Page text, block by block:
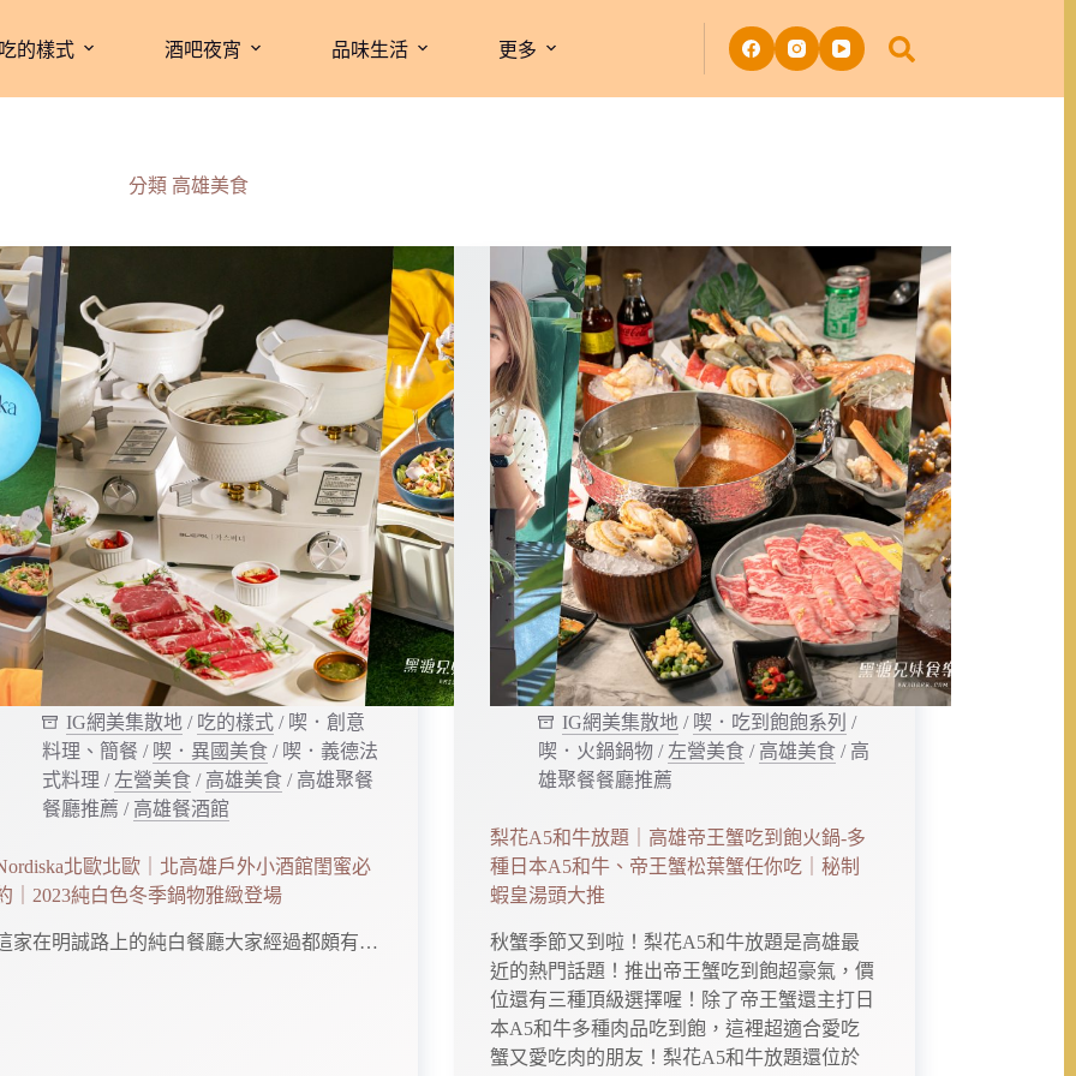
的樣式 酒吧夜宵 品味生活 更多
分類 高雄美食
IG網美集散地 / 吃的樣式 / 喫．創意
料理、簡餐 / 喫．異國美食 / 喫．義德法
式料理 / 左營美食 / 高雄美食 / 高雄聚餐
餐廳推薦 / 高雄餐酒館
北歐北歐｜北高雄戶外小酒館閨蜜必
｜2023純白色冬季鍋物雅緻登場
家在明誠路上的純白餐廳大家經過都頗有…
IG網美集散地 / 喫．吃到飽飽系列 /
喫．火鍋鍋物 / 左營美食 / 高雄美食 / 高
雄聚餐餐廳推薦
梨花A5和牛放題｜高雄帝王蟹吃到飽火鍋-多
種日本A5和牛、帝王蟹松葉蟹任你吃｜秘制
蝦皇湯頭大推
秋蟹季節又到啦！梨花A5和牛放題是高雄最
近的熱門話題！推出帝王蟹吃到飽超豪氣，價
位還有三種頂級選擇喔！除了帝王蟹還主打日
本A5和牛多種肉品吃到飽，這裡超適合愛吃
蟹又愛吃肉的朋友！梨花A5和牛放題還位於